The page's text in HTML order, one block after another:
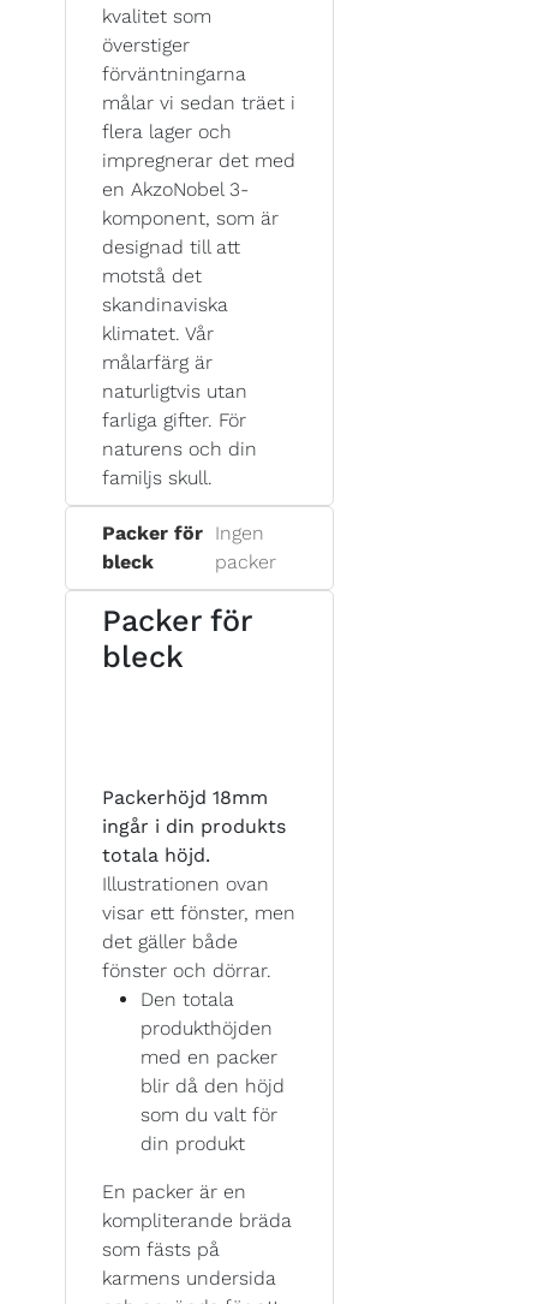
kvalitet som
överstiger
förväntningarna
målar vi sedan träet i
flera lager och
impregnerar det med
en AkzoNobel 3-
komponent, som är
designad till att
motstå det
skandinaviska
klimatet. Vår
målarfärg är
naturligtvis utan
farliga gifter. För
naturens och din
familjs skull.
Packer för
bleck
Ingen
packer
Packer för
bleck
Packerhöjd 18mm
ingår i din produkts
totala höjd.
Illustrationen ovan
visar ett fönster, men
det gäller både
fönster och dörrar.
Den totala
produkthöjden
med en packer
blir då den höjd
som du valt för
din produkt
En packer är en
kompliterande bräda
som fästs på
karmens undersida